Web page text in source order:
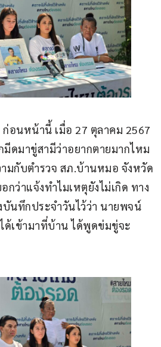
ก่อนหน้านี้ เมื่อ 27 ตุลาคม 2567
ดมาขู่สามีว่าอยากตายมากไหม
มกับตำรวจ สภ.บ้านหมอ จังหวัด
กว่าแจ้งทำไมเหตุยังไม่เกิด ทาง
บันทึกประจำวันไว้ว่า นายพจน์
ด้เข้ามาที่บ้าน ได้พูดข่มขู่จะ